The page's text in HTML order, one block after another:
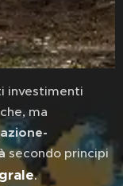
investimenti
ma
secondo principi
.